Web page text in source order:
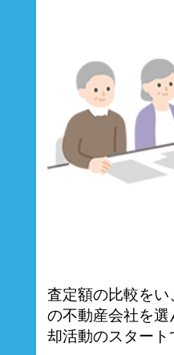
査定額の比較をい
の不動産会社を
却活動のスタート